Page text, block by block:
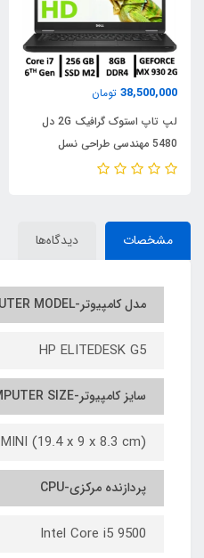
38,500,000 تومان
لپ تاپ استوک گرافیک 2G دل
5480 مهندسی طراحی نسل
ششمUSED STOCK LAPTOP
6600/RAM8/256G SSD/GPU
مشخصات دیدگاه‌ها
مدل کامپیوتر-COMPUTER MODEL
HP ELITEDESK G5
سایز کامپیوتر-COMPUTER SIZE
MINI (19.4 x 9 x 8.3 cm)
پردازنده مرکزی-CPU
Intel Core i5 9500